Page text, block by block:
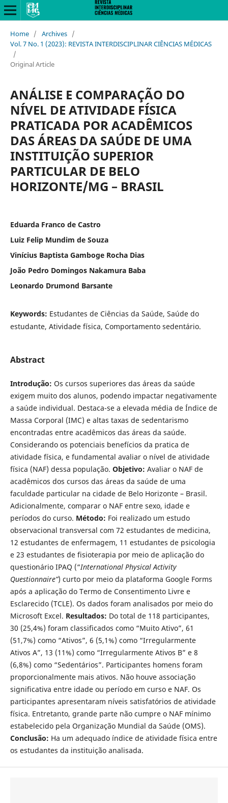
Home / Archives /
Vol. 7 No. 1 (2023): REVISTA INTERDISCIPLINAR CIÊNCIAS MÉDICAS
/
Original Article
ANÁLISE E COMPARAÇÃO DO
NÍVEL DE ATIVIDADE FÍSICA
PRATICADA POR ACADÊMICOS
DAS ÁREAS DA SAÚDE DE UMA
INSTITUIÇÃO SUPERIOR
PARTICULAR DE BELO
HORIZONTE/MG – BRASIL
Eduarda Franco de Castro
Luiz Felip Mundim de Souza
Vinícius Baptista Gamboge Rocha Dias
João Pedro Domingos Nakamura Baba
Leonardo Drumond Barsante
Keywords: Estudantes de Ciências da Saúde, Saúde do
estudante, Atividade física, Comportamento sedentário.
Abstract
Introdução: Os cursos superiores das áreas da saúde
exigem muito dos alunos, podendo impactar negativamente
a saúde individual. Destaca-se a elevada média de Índice de
Massa Corporal (IMC) e altas taxas de sedentarismo
encontradas entre acadêmicos das áreas da saúde.
Considerando os potenciais benefícios da pratica de
atividade física, e fundamental avaliar o nível de atividade
física (NAF) dessa população. Objetivo: Avaliar o NAF de
acadêmicos dos cursos das áreas da saúde de uma
faculdade particular na cidade de Belo Horizonte – Brasil.
Adicionalmente, comparar o NAF entre sexo, idade e
períodos do curso. Método: Foi realizado um estudo
observacional transversal com 72 estudantes de medicina,
12 estudantes de enfermagem, 11 estudantes de psicologia
e 23 estudantes de fisioterapia por meio de aplicação do
questionário IPAQ (“International Physical Activity
Questionnaire”) curto por meio da plataforma Google Forms
após a aplicação do Termo de Consentimento Livre e
Esclarecido (TCLE). Os dados foram analisados por meio do
Microsoft Excel. Resultados: Do total de 118 participantes,
30 (25,4%) foram classificados como “Muito Ativo”, 61
(51,7%) como “Ativos”, 6 (5,1%) como “Irregularmente
Ativos A”, 13 (11%) como “Irregularmente Ativos B” e 8
(6,8%) como “Sedentários”. Participantes homens foram
proporcionalmente mais ativos. Não houve associação
significativa entre idade ou período em curso e NAF. Os
participantes apresentaram níveis satisfatórios de atividade
física. Entretanto, grande parte não cumpre o NAF mínimo
estabelecido pela Organização Mundial da Saúde (OMS).
Conclusão: Ha um adequado índice de atividade física entre
os estudantes da instituição analisada.